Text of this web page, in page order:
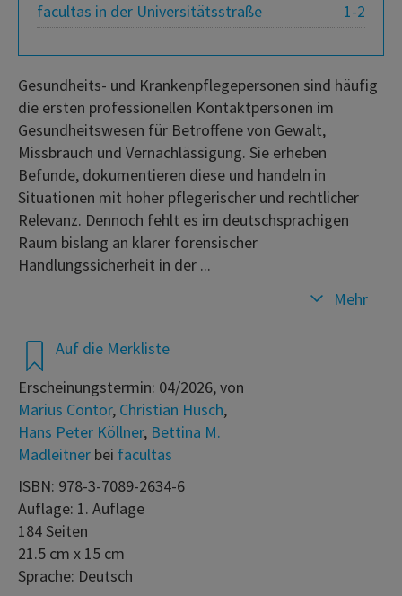
1-2
facultas in der Universitätsstraße
Auf die Merkliste
Erscheinungstermin: 04/2026, von
Marius Contor, Christian Husch,
Hans Peter Köllner, Bettina M.
Madleitner bei facultas
ISBN: 978-3-7089-2634-6
Auflage: 1. Auflage
184 Seiten
21.5 cm x 15 cm
Sprache: Deutsch
Gesundheits- und Krankenpflegepersonen sind häufig
die ersten professionellen Kontaktpersonen im
Gesundheitswesen für Betroffene von Gewalt,
Missbrauch und Vernachlässigung. Sie erheben
Befunde, dokumentieren diese und handeln in
Situationen mit hoher pflegerischer und rechtlicher
Relevanz. Dennoch fehlt es im deutschsprachigen
Raum bislang an klarer forensischer
Handlungssicherheit in der ...
Mehr